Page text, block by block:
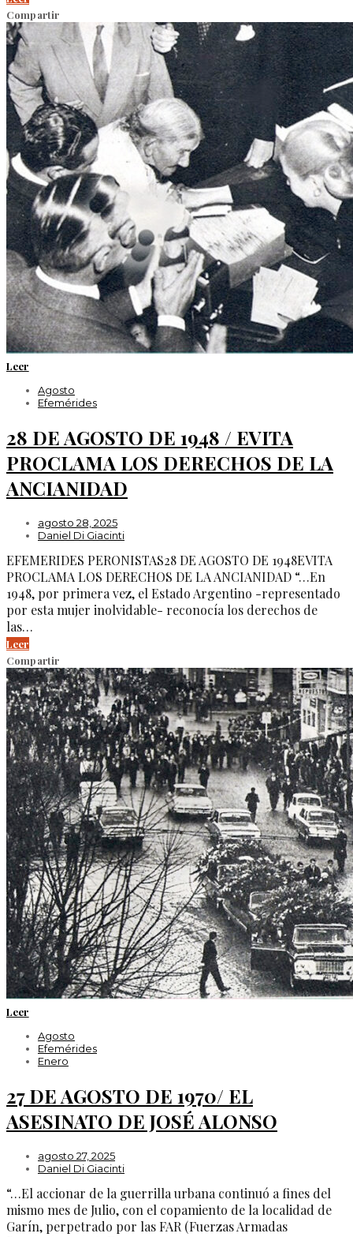
Compartir
Leer
Agosto
Efemérides
28 DE AGOSTO DE 1948 / EVITA
PROCLAMA LOS DERECHOS DE LA
ANCIANIDAD
agosto 28, 2025
Daniel Di Giacinti
EFEMERIDES PERONISTAS28 DE AGOSTO DE 1948EVITA
PROCLAMA LOS DERECHOS DE LA ANCIANIDAD “…En
1948, por primera vez, el Estado Argentino -representado
por esta mujer inolvidable- reconocía los derechos de
las…
Leer
Compartir
Leer
Agosto
Efemérides
Enero
27 DE AGOSTO DE 1970/ EL
ASESINATO DE JOSÉ ALONSO
agosto 27, 2025
Daniel Di Giacinti
“…El accionar de la guerrilla urbana continuó a fines del
mismo mes de Julio, con el copamiento de la localidad de
Garín, perpetrado por las FAR (Fuerzas Armadas